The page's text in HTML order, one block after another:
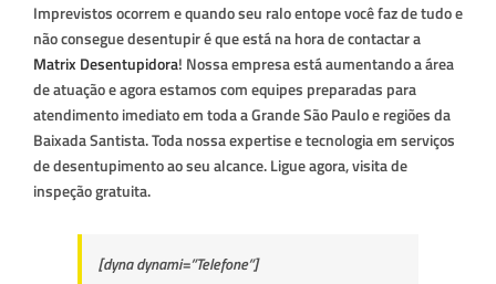
Imprevistos ocorrem e quando seu ralo entope você faz de tudo e
não consegue desentupir é que está na hora de contactar a
Matrix Desentupidora! Nossa empresa está aumentando a área
de atuação e agora estamos com equipes preparadas para
atendimento imediato em toda a Grande São Paulo e regiões da
Baixada Santista. Toda nossa expertise e tecnologia em serviços
de desentupimento ao seu alcance. Ligue agora, visita de
inspeção gratuita.
[dyna dynami=”Telefone”]